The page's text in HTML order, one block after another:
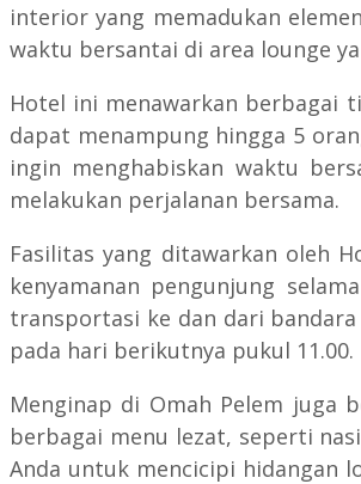
interior yang memadukan
waktu bersantai di area lounge
Hotel ini menawarkan berbagai
dapat menampung hingga 5
ingin menghabiskan waktu
melakukan perjalanan bersama.
Fasilitas yang ditawarkan oleh
kenyamanan pengunjung
transportasi ke dan dari
pada hari berikutnya pukul
Menginap di Omah Pelem juga
berbagai menu lezat, seperti
Anda untuk mencicipi hidangan